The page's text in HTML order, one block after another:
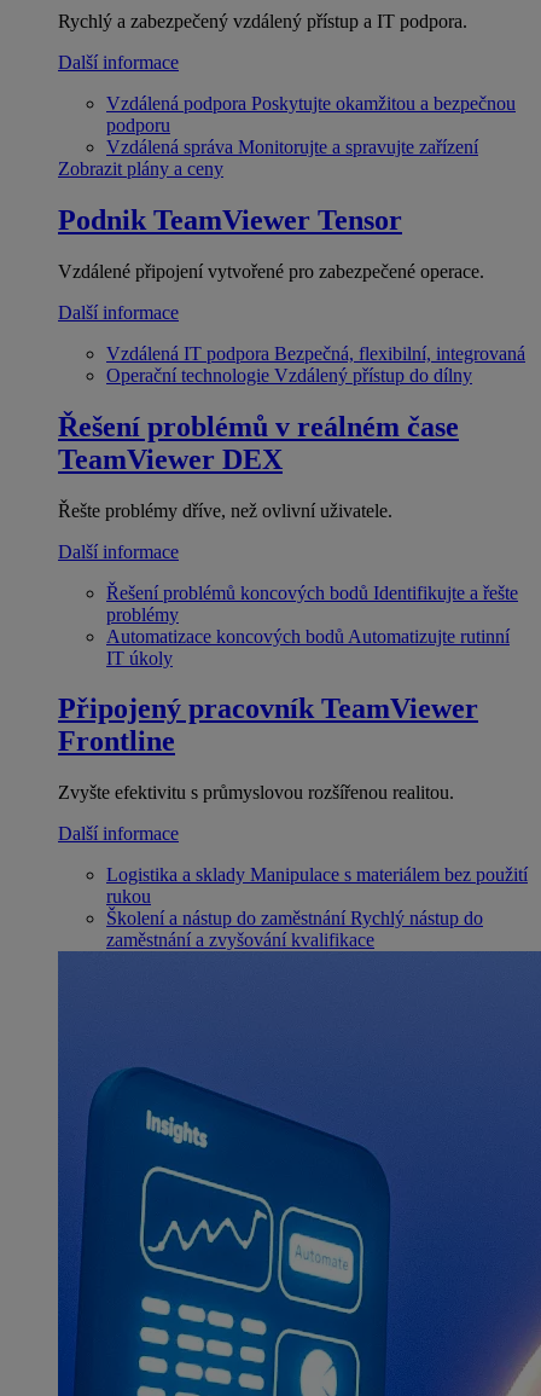
Rychlý a zabezpečený vzdálený přístup a IT podpora.
Další informace
Vzdálená podpora Poskytujte okamžitou a bezpečnou
podporu
Vzdálená správa Monitorujte a spravujte zařízení
Zobrazit plány a ceny
Podnik TeamViewer Tensor
Vzdálené připojení vytvořené pro zabezpečené operace.
Další informace
Vzdálená IT podpora Bezpečná, flexibilní, integrovaná
Operační technologie Vzdálený přístup do dílny
Řešení problémů v reálném čase
TeamViewer DEX
Řešte problémy dříve, než ovlivní uživatele.
Další informace
Řešení problémů koncových bodů Identifikujte a řešte
problémy
Automatizace koncových bodů Automatizujte rutinní
IT úkoly
Připojený pracovník TeamViewer
Frontline
Zvyšte efektivitu s průmyslovou rozšířenou realitou.
Další informace
Logistika a sklady Manipulace s materiálem bez použití
rukou
Školení a nástup do zaměstnání Rychlý nástup do
zaměstnání a zvyšování kvalifikace